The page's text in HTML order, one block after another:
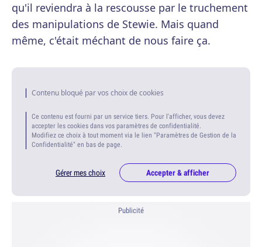
qu'il reviendra à la rescousse par le truchement
des manipulations de Stewie. Mais quand
même, c'était méchant de nous faire ça.
Contenu bloqué par vos choix de cookies
Ce contenu est fourni par un service tiers. Pour l'afficher, vous devez
accepter les cookies dans vos paramètres de confidentialité.
Modifiez ce choix à tout moment via le lien "Paramètres de Gestion de la
Confidentialité" en bas de page.
Gérer mes choix Accepter & afficher
Publicité